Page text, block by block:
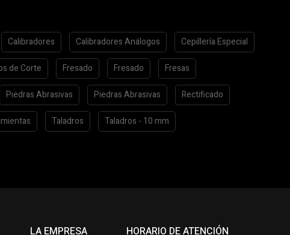
Calibradores Calibradores Análogos Cepillería Especial
de Corte Fresado Fresado Fresas
Piedras Abrasivas Piedras Abrasivas Rectificado
Taladros Taladros - 10 mm
LA EMPRESA HORARIO DE ATENCIÓN